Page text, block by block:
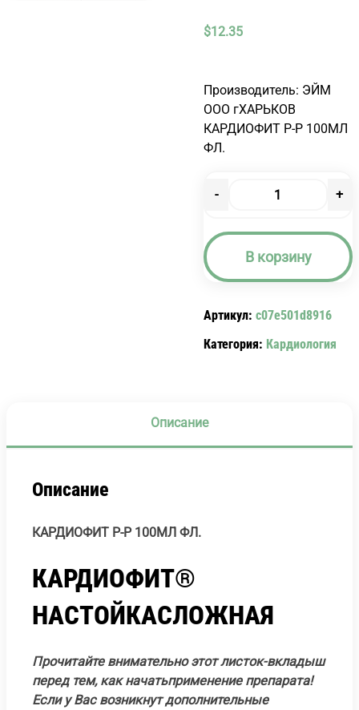
$12.35
Производитель: ЭЙМ
ООО гХАРЬКОВ
КАРДИОФИТ Р-Р 100МЛ
ФЛ.
-
КАРДИОФИТ
Р-
Р
ФЛ.
+
В корзину
Артикул: c07e501d8916
Категория: Кардиология
Описание
Описание
КАРДИОФИТ Р-Р 100МЛ ФЛ.
КАРДИОФИТ®
НАСТОЙКАСЛОЖНАЯ
Прочитайте внимательно этот листок-вкладыш
перед тем, как начатьприменение препарата!
Если у Вас возникнут дополнительные